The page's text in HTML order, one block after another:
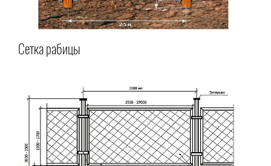
Сетка рабицы